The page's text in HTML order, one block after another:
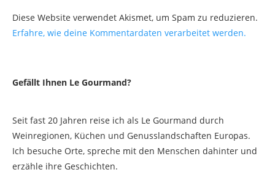
Diese Website verwendet Akismet, um Spam zu reduzieren.
Erfahre, wie deine Kommentardaten verarbeitet werden.
Gefällt Ihnen Le Gourmand?
Seit fast 20 Jahren reise ich als Le Gourmand durch
Weinregionen, Küchen und Genusslandschaften Europas.
Ich besuche Orte, spreche mit den Menschen dahinter und
erzähle ihre Geschichten.